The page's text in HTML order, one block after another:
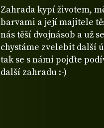
Zahrada kypí životem,
barvami a její majitele
nás těší dvojnásob a už se
chystáme zvelebit další
tak se s námi pojďte
další zahradu :-)